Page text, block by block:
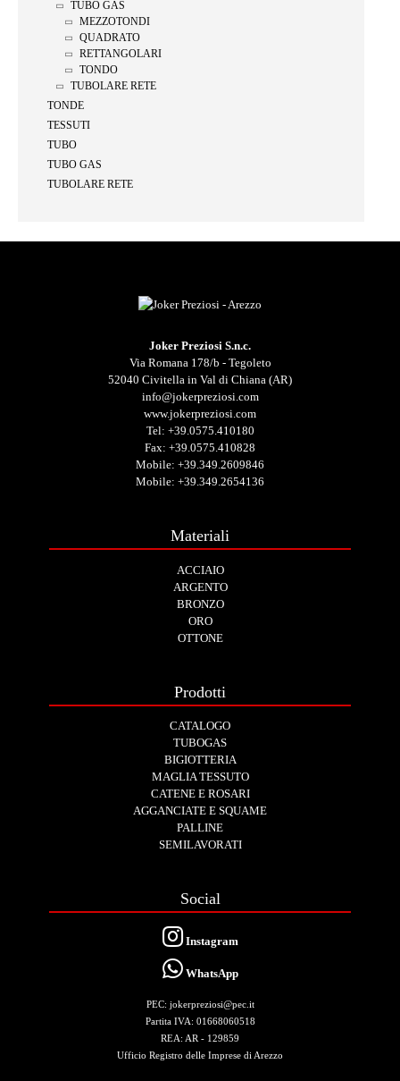
TUBO GAS
MEZZOTONDI
QUADRATO
RETTANGOLARI
TONDO
TUBOLARE RETE
TONDE
TESSUTI
TUBO
TUBO GAS
TUBOLARE RETE
Joker Preziosi S.n.c.
Via Romana 178/b - Tegoleto
52040 Civitella in Val di Chiana (AR)
info@jokerpreziosi.com
www.jokerpreziosi.com
Tel: +39.0575.410180
Fax: +39.0575.410828
Mobile: +39.349.2609846
Mobile: +39.349.2654136
Materiali
ACCIAIO
ARGENTO
BRONZO
ORO
OTTONE
Prodotti
CATALOGO
TUBOGAS
BIGIOTTERIA
MAGLIA TESSUTO
CATENE E ROSARI
AGGANCIATE E SQUAME
PALLINE
SEMILAVORATI
Social
Instagram
WhatsApp
PEC: jokerpreziosi@pec.it
Partita IVA: 01668060518
REA: AR - 129859
Ufficio Registro delle Imprese di Arezzo